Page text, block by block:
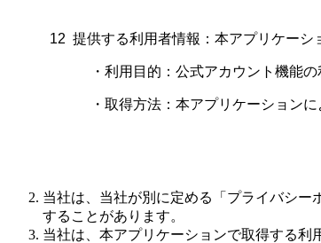
12 提供する利用者情報：本アプリケーシ
・利用目的：公式アカウント機能の利
・取得方法：本アプリケーションに
当社は、当社が別に定める「プライバシ
することがあります。
当社は、本アプリケーションで取得する利